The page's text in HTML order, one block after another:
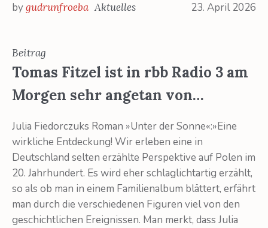
23. April 2026
bygudrunfroeba Aktuelles
Beitrag
Tomas Fitzel ist in rbb Radio 3 am
Morgen sehr angetan von…
Julia Fiedorczuks Roman »Unter der Sonne«:»Eine
wirkliche Entdeckung! Wir erleben eine in
Deutschland selten erzählte Perspektive auf Polen im
20. Jahrhundert. Es wird eher schlaglichtartig erzählt,
so als ob man in einem Familienalbum blättert, erfährt
man durch die verschiedenen Figuren viel von den
geschichtlichen Ereignissen. Man merkt, dass Julia